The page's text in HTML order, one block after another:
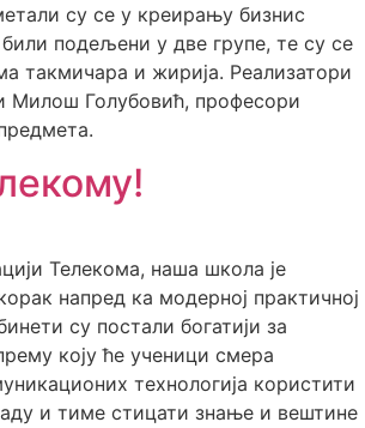
су се у креирању бизнис
били подељени у две групе, те су се
такмичара и жирија. Реализатори
Милош Голубовић, професори
Телекома, наша школа је
напред ка модерној практичној
су постали богатији за
коју ће ученици смера
технологија користити
и тиме стицати знање и вештине